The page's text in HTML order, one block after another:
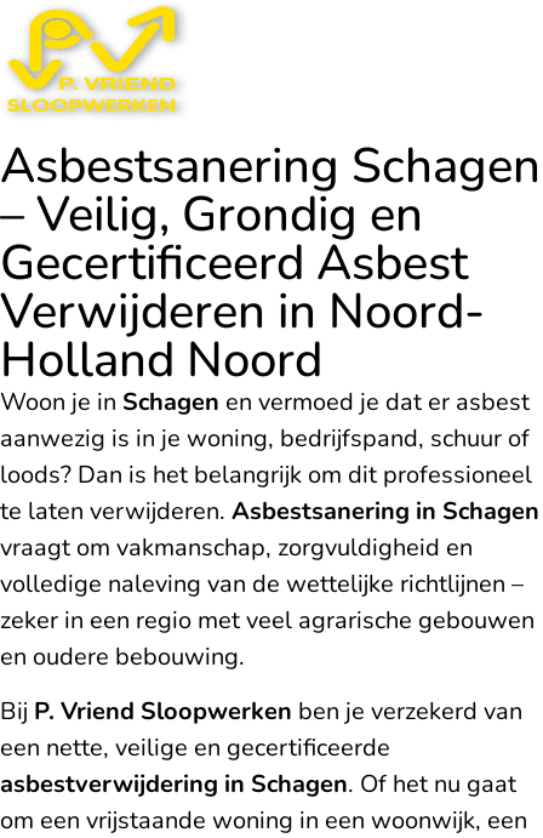
Asbestsanering Schagen
– Veilig, Grondig en
Gecertificeerd Asbest
Verwijderen in Noord-
Holland Noord
Woon je in Schagen en vermoed je dat er asbest
aanwezig is in je woning, bedrijfspand, schuur of
loods? Dan is het belangrijk om dit professioneel
te laten verwijderen. Asbestsanering in Schagen
vraagt om vakmanschap, zorgvuldigheid en
volledige naleving van de wettelijke richtlijnen –
zeker in een regio met veel agrarische gebouwen
en oudere bebouwing.
Bij P. Vriend Sloopwerken ben je verzekerd van
een nette, veilige en gecertificeerde
asbestverwijdering in Schagen. Of het nu gaat
om een vrijstaande woning in een woonwijk, een